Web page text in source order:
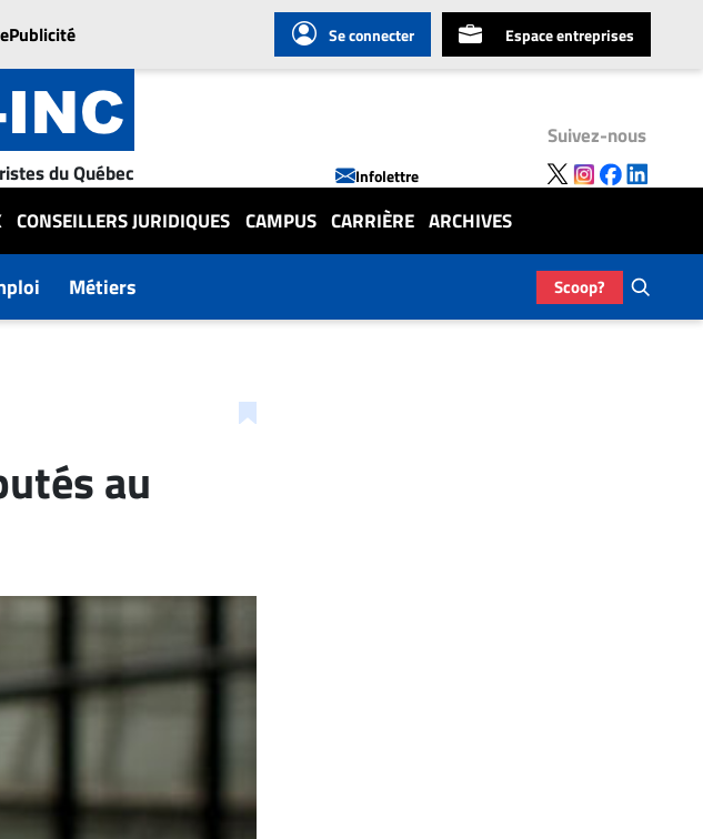
Publicité Se connecter Espace entreprises
du Québec Infolettre
Suivez-nous
CONSEILLERS JURIDIQUES CAMPUS CARRIÈRE ARCHIVES
Métiers Scoop?
au